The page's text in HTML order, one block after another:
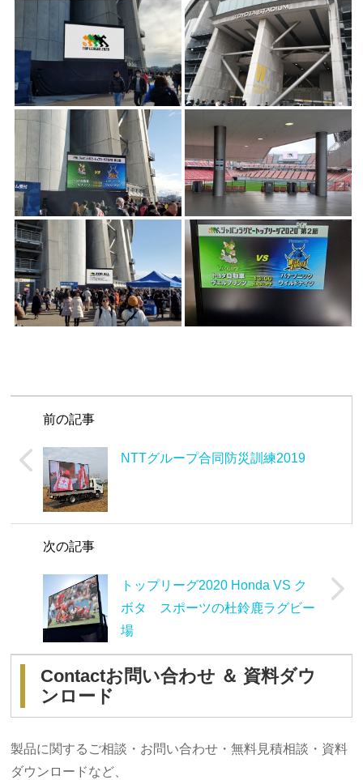
前の記事
NTTグループ合同防災訓練2019
次の記事
トップリーグ2020 Honda VS ク
ボタ スポーツの杜鈴鹿ラグビー
場
Contactお問い合わせ ＆ 資料ダウ
ンロード
製品に関するご相談・お問い合わせ・無料見積相談・資料
ダウンロードなど、